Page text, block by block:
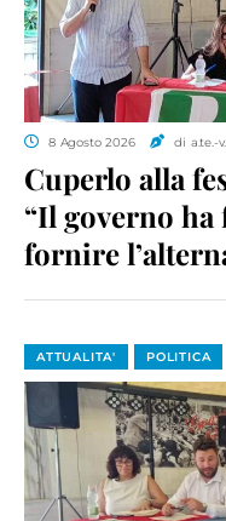
8 Agosto 2026 di a.te.-
Cuperlo alla
“Il governo
fornire
ATTUALITA' POLITICA